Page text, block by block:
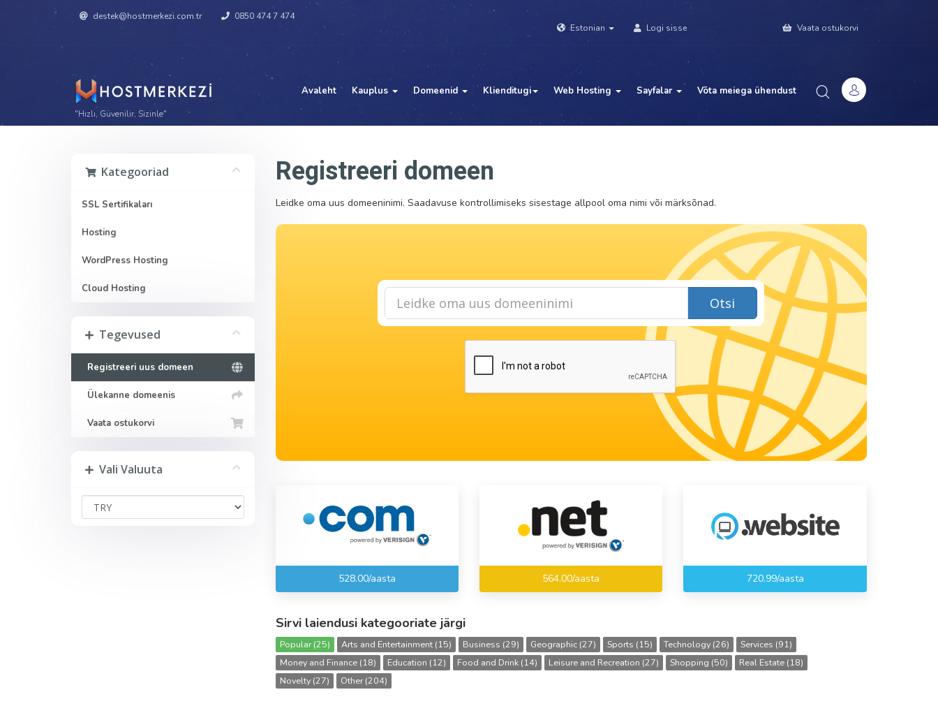
destek@hostmerkezi.com.tr
0850 474 7 474
Estonian
Logi sisse Vaata ostukorvi
"Hızlı, Güvenilir, Sizinle"
Avaleht Kauplus Domeenid Klienditugi Web Hosting Sayfalar Võta meiega ühendust
Kategooriad
SSL Sertifikaları
Hosting
WordPress Hosting
Cloud Hosting
Tegevused
Registreeri uus domeen
Ülekanne domeenis
Vaata ostukorvi
Vali Valuuta
Registreeri domeen
Leidke oma uus domeeninimi. Saadavuse kontrollimiseks sisestage allpool oma nimi või märksõnad.
Otsi
528.00/aasta 564.00/aasta 720.99/aasta
Sirvi laiendusi kategooriate järgi
Popular (25) Arts and Entertainment (15) Business (29) Geographic (27) Sports (15) Technology (26)
Services (91)
Money and Finance (18)
Education (12) Food and Drink (14) Leisure and Recreation (27) Shopping (50)
Real Estate (18)
Novelty (27)
Other (204)